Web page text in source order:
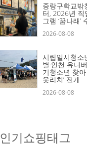
중랑구학교밖
터, 2026년 직
그램 ‘꿈나래’
2026-08-08
시립일시청소
별·인천 유니
기청소년 찾
웃리치’ 전개
2026-08-08
인기쇼핑태그